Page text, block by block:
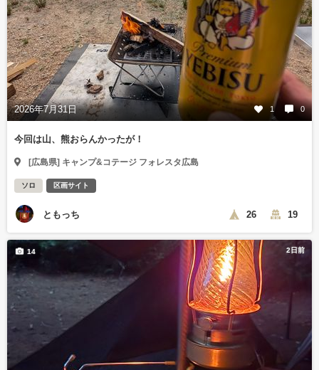
2026年7月31日 1 0
今回は山、熊おらんかったが！
[広島県] キャンプ&コテージ フォレスタ広島
ソロ 区画サイト
ともっち 26 19
2日前
14